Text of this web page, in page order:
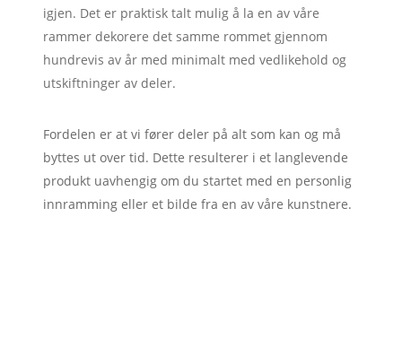
igjen. Det er praktisk talt mulig å la en av våre
rammer dekorere det samme rommet gjennom
hundrevis av år med minimalt med vedlikehold og
utskiftninger av deler.
Fordelen er at vi fører deler på alt som kan og må
byttes ut over tid. Dette resulterer i et langlevende
produkt uavhengig om du startet med en personlig
innramming eller et bilde fra en av våre kunstnere.